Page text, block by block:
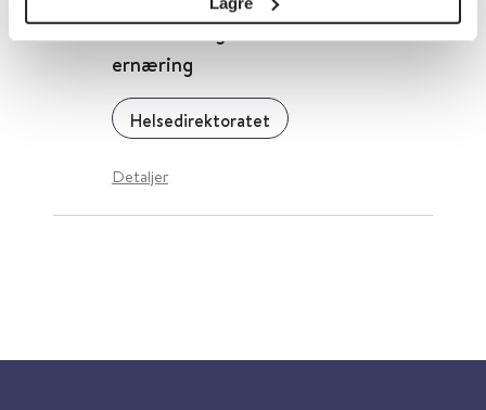
Statistikk og undersøkelser om
ernæring
Helsedirektoratet
Detaljer